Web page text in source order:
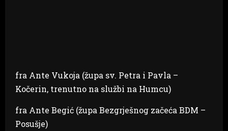
fra Ante Vukoja (župa sv. Petra i Pavla –
Kočerin, trenutno na službi na Humcu)
fra Ante Begić (župa Bezgrješnog začeća BDM –
Posušje)